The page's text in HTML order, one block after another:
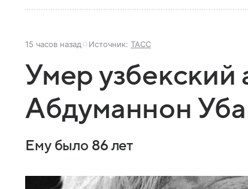
15 часов назад Источник: ТАСС
Умер узбекский
Абдуманнон
Ему было 86 лет